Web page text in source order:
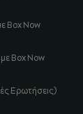
Box Now
Box Now
Ερωτήσεις)